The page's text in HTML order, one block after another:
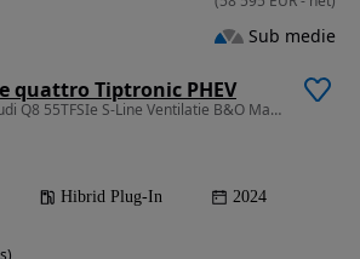
quattro Tiptronic PHEV
2995 cm3 • 394 CP • Audi Q8 55TFSIe S-Line Ventilatie B&O Matrix Trapa Punte viratoare
Hibrid Plug-In 2024
Sub medie